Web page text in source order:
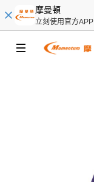
摩曼頓
立刻使用官方APP